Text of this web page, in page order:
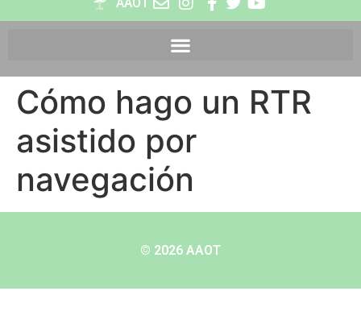
Cómo hago un RTR
asistido por
navegación
© 2026 AAOT